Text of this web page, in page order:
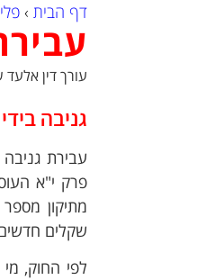
דף הבית ›
עורך דין אלעד
גניבה
עבירת גניבה
פרק י"א
שקלים חדשים
לפי החוק,